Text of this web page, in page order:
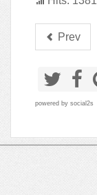
Prev
powered by social2s